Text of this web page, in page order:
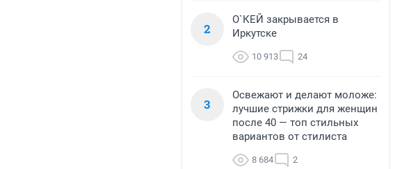
2
О`КЕЙ закрывается в
Иркутске
10 913 24
3
Освежают и делают моложе:
лучшие стрижки для женщин
после 40 — топ стильных
вариантов от стилиста
8 684 2